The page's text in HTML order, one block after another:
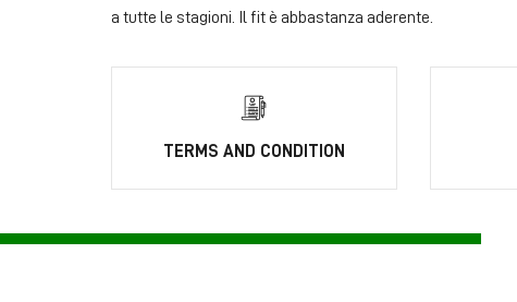
a tutte le stagioni. Il fit è abbastanza aderente.
TERMS AND CONDITION